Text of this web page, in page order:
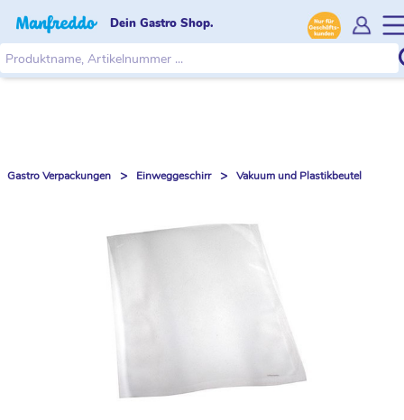
Dein Gastro Shop.
Gastro Verpackungen > Einweggeschirr > Vakuum und Plastikbeutel